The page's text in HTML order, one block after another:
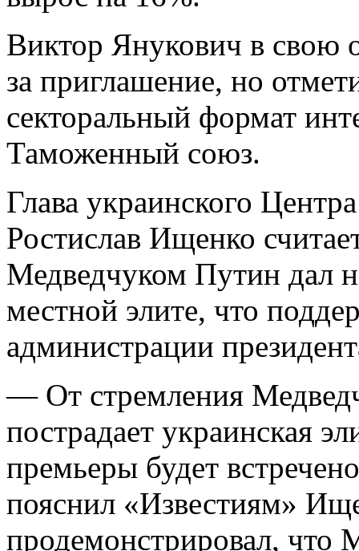
Виктор Янукович в свою
за приглашение, но
секторальный формат
Таможенный союз.
Глава украинского
Ростислав Ищенко
Медведчуком Путин дал
местной элите, что
администрации
— От стремления
пострадает украинская
премьеры будет
пояснил «Известиям»
продемонстрировал, что